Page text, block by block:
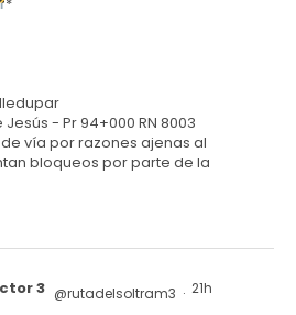
- Pr 94+000 RN 8003
vía por razones ajenas al
bloqueos por parte de la
3 @rutadelsoltram3 · 21h